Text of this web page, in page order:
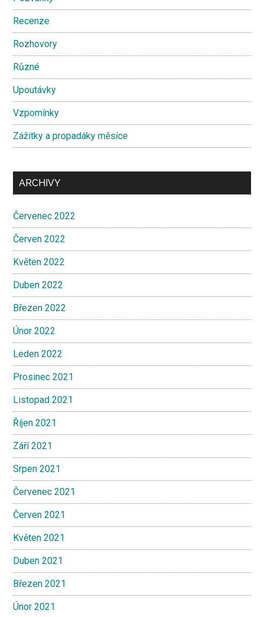
Recenze
Rozhovory
Různé
Upoutávky
Vzpomínky
Zážitky a propadáky měsíce
ARCHIVY
Červenec 2022
Červen 2022
Květen 2022
Duben 2022
Březen 2022
Únor 2022
Leden 2022
Prosinec 2021
Listopad 2021
Říjen 2021
Září 2021
Srpen 2021
Červenec 2021
Červen 2021
Květen 2021
Duben 2021
Březen 2021
Únor 2021